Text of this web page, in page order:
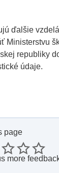
ďalšie
Ministerstvu
republiky
údaje.
page
more